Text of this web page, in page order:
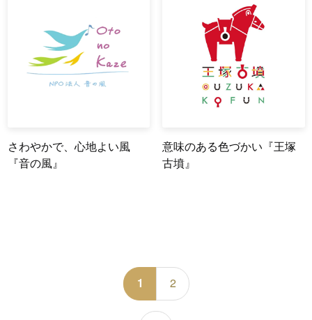
さわやかで、心地よい風
『音の風』
意味のある色づかい『王塚
古墳』
1 2